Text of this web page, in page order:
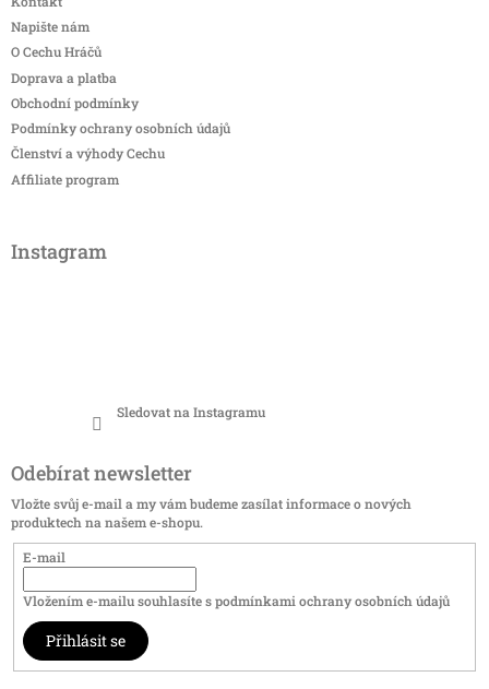
Napište nám
O Cechu Hráčů
Doprava a platba
Obchodní podmínky
Podmínky ochrany osobních údajů
Členství a výhody Cechu
Affiliate program
Instagram
Sledovat na Instagramu
Odebírat newsletter
Vložte svůj e-mail a my vám budeme zasílat informace o nových
produktech na našem e-shopu.
E-mail
Vložením e-mailu souhlasíte spodmínkami ochrany osobních údajů
Přihlásit se